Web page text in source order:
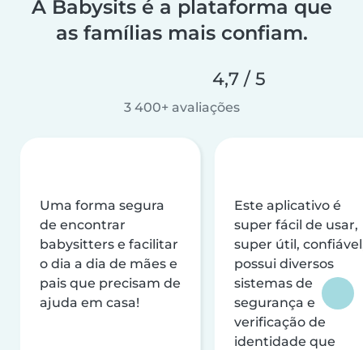
A Babysits é a plataforma que
as famílias mais confiam.
4,7 / 5
3 400+ avaliações
Uma forma segura
de encontrar
babysitters e facilitar
o dia a dia de mães e
pais que precisam de
ajuda em casa!
Este aplicativo é
super fácil de usar,
super útil,
possui diversos
sistemas de
segurança e
verificação de
identidade que